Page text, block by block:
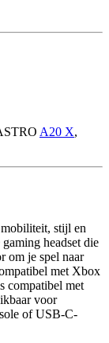
A20 X,
stijl en
headset die
om je spel naar
met Xbox
compatibel met
voor
of USB-C-